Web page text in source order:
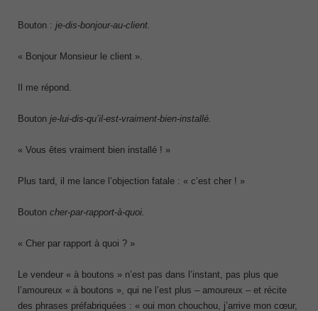
Bouton : je-dis-bonjour-au-client.
« Bonjour Monsieur le client ».
Il me répond.
Bouton je-lui-dis-qu’il-est-vraiment-bien-installé.
« Vous êtes vraiment bien installé ! »
Plus tard, il me lance l’objection fatale : « c’est cher ! »
Bouton cher-par-rapport-à-quoi.
« Cher par rapport à quoi ? »
Le vendeur « à boutons » n’est pas dans l’instant, pas plus que
l’amoureux « à boutons », qui ne l’est plus – amoureux – et récite
des phrases préfabriquées : « oui mon chouchou, j’arrive mon cœur,